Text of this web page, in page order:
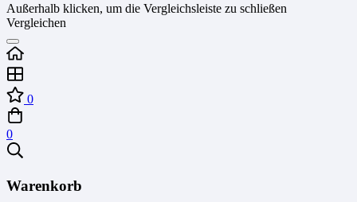
Außerhalb klicken, um die Vergleichsleiste zu schließen
Vergleichen
0
0
Warenkorb